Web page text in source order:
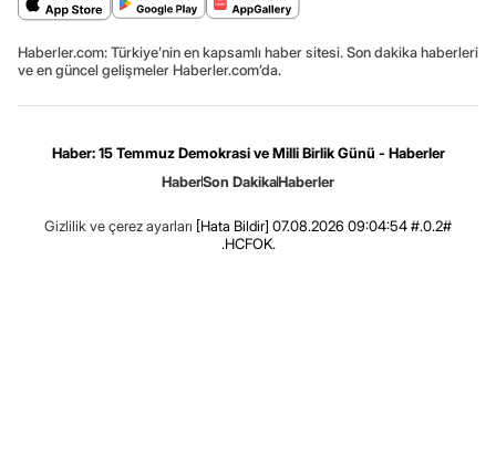
Haberler.com: Türkiye’nin en kapsamlı haber sitesi. Son dakika haberleri
ve en güncel gelişmeler Haberler.com’da.
Haber: 15 Temmuz Demokrasi ve Milli Birlik Günü - Haberler
HaberSon DakikaHaberler
Gizlilik ve çerez ayarları [Hata Bildir] 07.08.2026 09:04:54 #.0.2#
.HCFOK.